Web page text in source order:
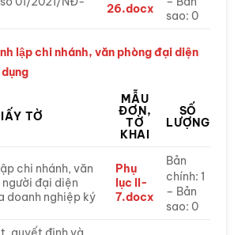
26.docx
sao: 0
lập chi nhánh, văn phòng đại diện
TỜ
MẪU
ĐƠN,
TỜ
KHAI
SỐ
LƯỢNG
chi nhánh, văn
đại diện
doanh nghiệp ký
Phụ
lục II-
7.docx
Bản
chính: 1
– Bản
sao: 0